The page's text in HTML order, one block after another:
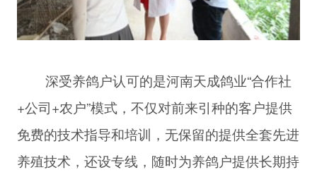
深受养鸽户认可的是河南天成鸽业“合作社
+公司+农户”模式，不仅对前来引种的客户提供
免费的技术指导和培训，无保留的提供全套先进
养殖技术，还设专线，随时为养鸽户提供长期持